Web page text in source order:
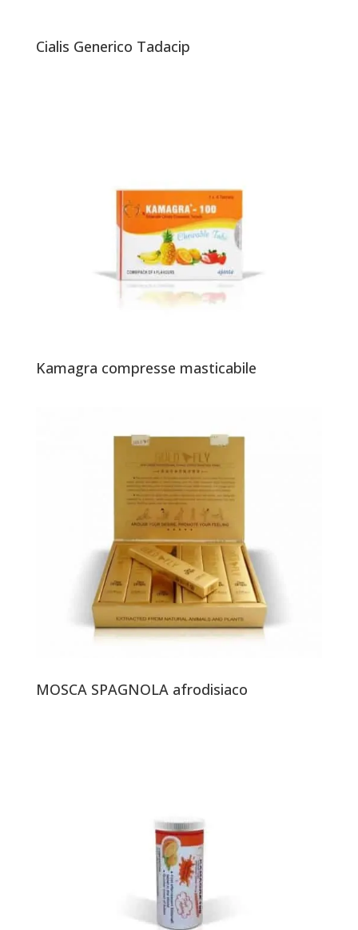
Cialis Generico Tadacip
Kamagra compresse masticabile
MOSCA SPAGNOLA afrodisiaco